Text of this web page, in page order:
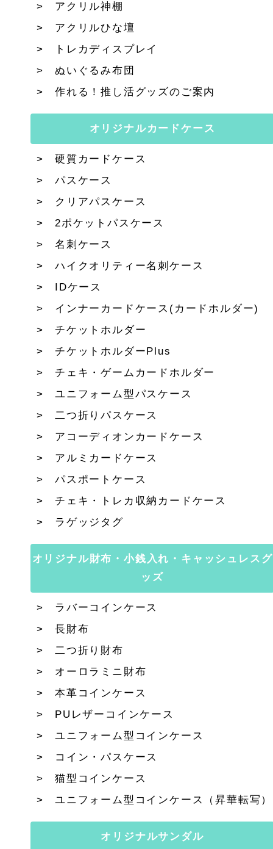
アクリル神棚
アクリルひな壇
トレカディスプレイ
ぬいぐるみ布団
作れる！推し活グッズのご案内
オリジナルカードケース
硬質カードケース
パスケース
クリアパスケース
2ポケットパスケース
名刺ケース
ハイクオリティー名刺ケース
IDケース
インナーカードケース(カードホルダー)
チケットホルダー
チケットホルダーPlus
チェキ・ゲームカードホルダー
ユニフォーム型パスケース
二つ折りパスケース
アコーディオンカードケース
アルミカードケース
パスポートケース
チェキ・トレカ収納カードケース
ラゲッジタグ
オリジナル財布・小銭入れ・キャッシュレスグ
ッズ
ラバーコインケース
長財布
二つ折り財布
オーロラミニ財布
本革コインケース
PUレザーコインケース
ユニフォーム型コインケース
コイン・パスケース
猫型コインケース
ユニフォーム型コインケース（昇華転写）
オリジナルサンダル